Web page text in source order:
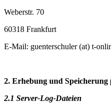
Weberstr. 70
60318 Frankfurt
E-Mail: guenterschuler (at) t-
2. Erhebung und Speicherung
2.1 Server-Log-Dateien